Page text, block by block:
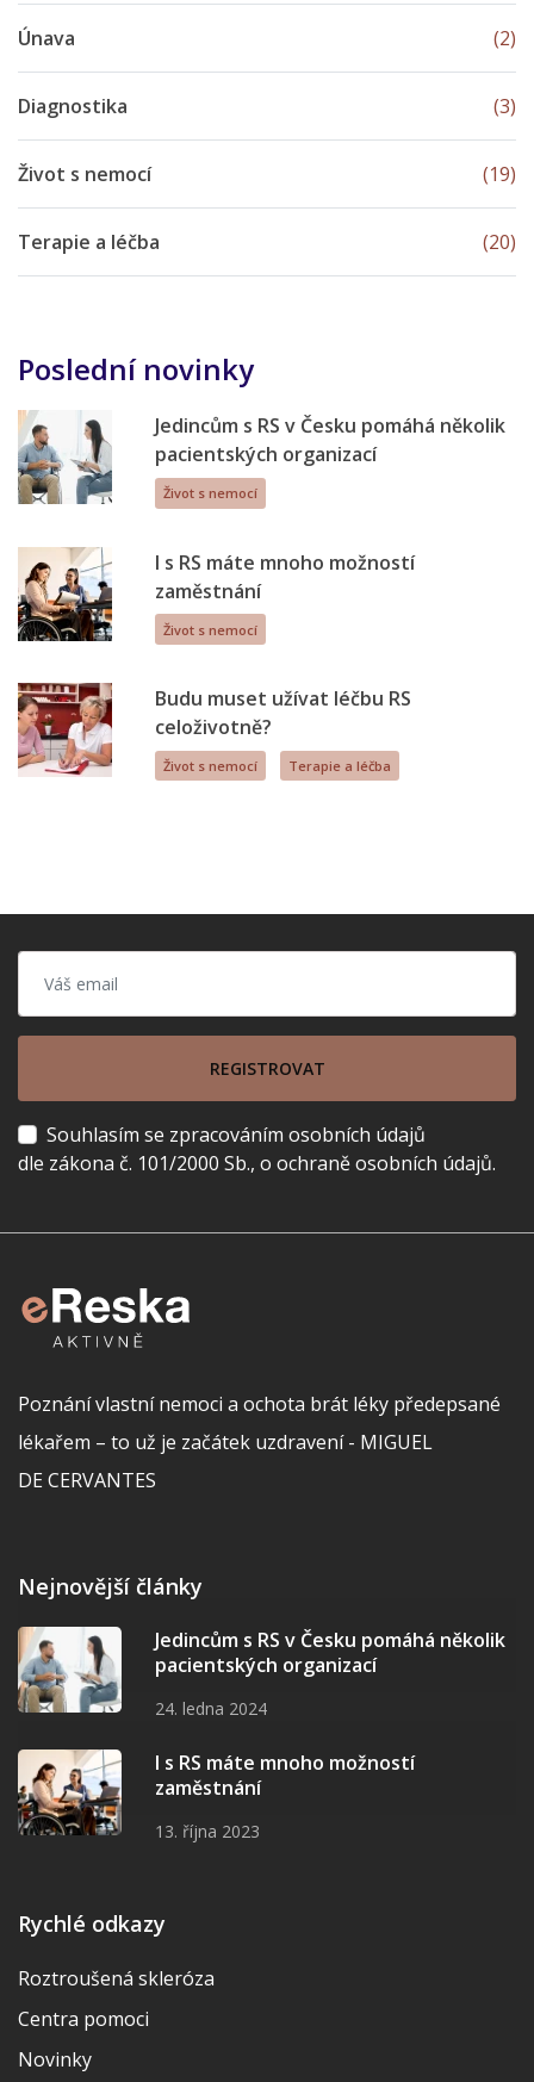
Únava (2)
Diagnostika (3)
Život s nemocí (19)
Terapie a léčba (20)
Poslední novinky
Jedincům s RS v Česku pomáhá několik
pacientských organizací
Život s nemocí
I s RS máte mnoho možností
zaměstnání
Život s nemocí
Budu muset užívat léčbu RS
celoživotně?
Život s nemocí Terapie a léčba
REGISTROVAT
Souhlasím se zpracováním osobních údajů
dle zákona č. 101/2000 Sb., o ochraně osobních údajů.
Poznání vlastní nemoci a ochota brát léky předepsané
lékařem – to už je začátek uzdravení - MIGUEL
DE CERVANTES
Nejnovější články
Jedincům s RS v Česku pomáhá několik
pacientských organizací
24. ledna 2024
I s RS máte mnoho možností
zaměstnání
13. října 2023
Rychlé odkazy
Roztroušená skleróza
Centra pomoci
Novinky